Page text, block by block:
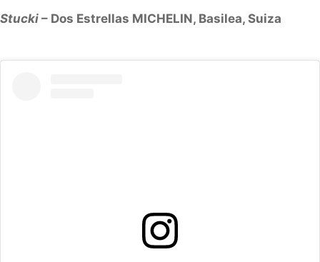
Stucki – Dos Estrellas MICHELIN, Basilea, Suiza